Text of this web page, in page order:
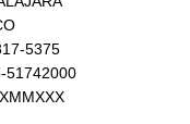
5375
51742000